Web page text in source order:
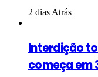
2 dias Atrás
Interdição
começa em